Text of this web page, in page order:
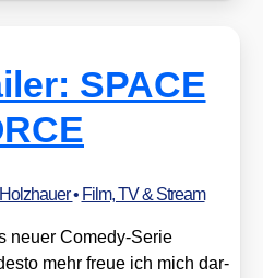
SPACE
• Film, TV & Stream
neu­er Come­dy-Serie
mehr freue ich mich dar­